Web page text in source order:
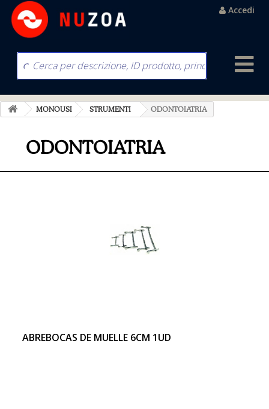
Accedi
MONOUSI STRUMENTI ODONTOIATRIA
ODONTOIATRIA
ABREBOCAS DE MUELLE 6CM 1UD